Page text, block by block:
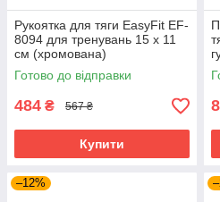
Рукоятка для тяги EasyFit EF-
8094 для тренувань 15 х 11
см (хромована)
Готово до відправки
484 ₴ 567 ₴
Купити
–12%